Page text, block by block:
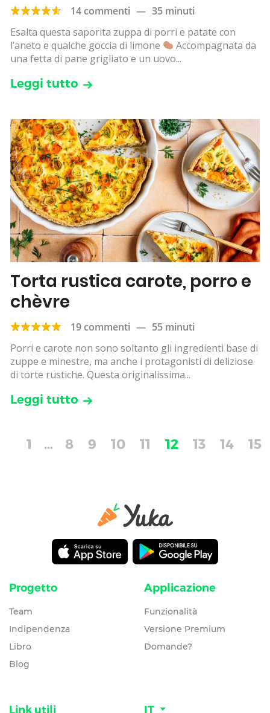
14 commenti — 35 minuti
Esalta questa saporita zuppa di porri e patate con
l’aneto e qualche goccia di limone
Accompagnata da
una fetta di pane grigliato e un uovo...
Leggi tutto
Torta rustica carote, porro e
chèvre
19 commenti — 55 minuti
Porri e carote non sono soltanto gli ingredienti base di
zuppe e minestre, ma anche i protagonisti di deliziose
di torte rustiche. Questa originalissima...
Leggi tutto
1 … 8 9 10 11 12 13 14 15
Progetto
Team
Indipendenza
Libro
Blog
Applicazione
Funzionalità
Versione Premium
Domande?
Link utili IT